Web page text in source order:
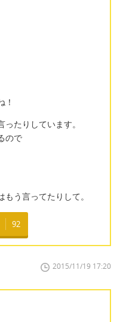
！
たりしています。
ので
う言ってたりして。
92
2015/11/19 17:20